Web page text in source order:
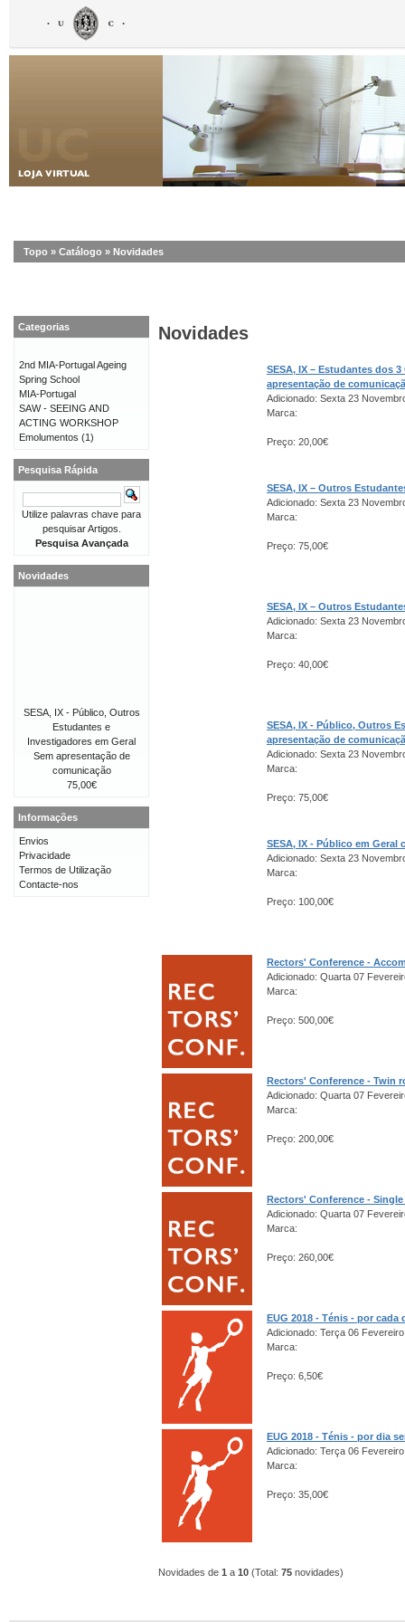
Topo » Catálogo » Novidades
Novidades
SESA, IX – Estudantes dos
apresentação de
Adicionado: Sexta 23
Marca:
Preço: 20,00€
SESA, IX – Outros
Adicionado: Sexta 23
Marca:
Preço: 75,00€
SESA, IX – Outros
Adicionado: Sexta 23
Marca:
Preço: 40,00€
SESA, IX - Público, Outros
apresentação de
Adicionado: Sexta 23
Marca:
Preço: 75,00€
SESA, IX - Público em
Adicionado: Sexta 23
Marca:
Preço: 100,00€
Rectors' Conference -
Adicionado: Quarta 07
Marca:
Preço: 500,00€
Rectors' Conference - Twin
Adicionado: Quarta 07
Marca:
Preço: 200,00€
Rectors' Conference -
Adicionado: Quarta 07
Marca:
Preço: 260,00€
EUG 2018 - Ténis - por
Adicionado: Terça 06
Marca:
Preço: 6,50€
EUG 2018 - Ténis - por dia
Adicionado: Terça 06
Marca:
Preço: 35,00€
Novidades de 1 a 10 (Total: 75 novidades)
Categorias
2nd MIA-Portugal Ageing
Spring School
MIA-Portugal
SAW - SEEING AND
ACTING WORKSHOP
Emolumentos (1)
Pesquisa Rápida
Utilize palavras chave para
pesquisar Artigos.
Pesquisa Avançada
Novidades
SESA, IX - Público, Outros
Estudantes e
Investigadores em Geral
Sem apresentação de
comunicação
75,00€
Informações
Envios
Privacidade
Termos de Utilização
Contacte-nos